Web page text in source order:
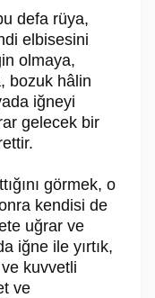
defa rüya,
elbisesini
olmaya,
bozuk hâlin
iğneyi
gelecek bir
görmek, o
kendisi de
uğrar ve
iğne ile yırtık,
kuvvetli
ve